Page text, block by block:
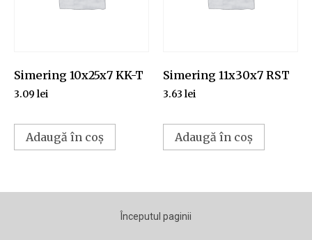
Simering 10x25x7 KK-T
3.09 lei
Adaugă în coș
Simering 11x30x7 RST
3.63 lei
Adaugă în coș
Începutul paginii